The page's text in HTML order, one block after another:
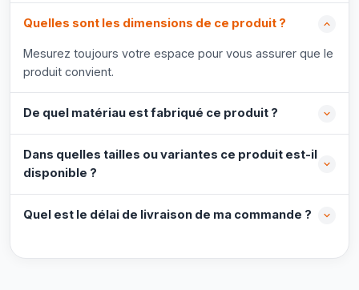
Quelles sont les dimensions de ce produit ?
Mesurez toujours votre espace pour vous assurer que le
produit convient.
De quel matériau est fabriqué ce produit ?
Dans quelles tailles ou variantes ce produit est-il
disponible ?
Quel est le délai de livraison de ma commande ?